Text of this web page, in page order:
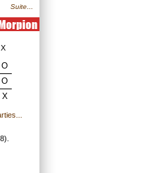
Suite...
O
O
X